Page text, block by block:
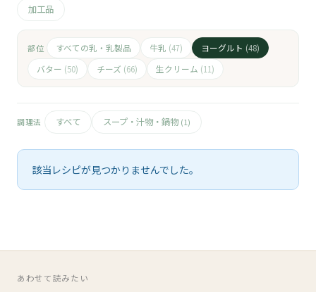
🥚
🥓
加工品
部位 すべての乳・乳製品 牛乳 (47) ヨーグルト (48)
バター (50) チーズ (66) 生クリーム (11)
調理法 すべて スープ・汁物・鍋物 (1)
該当レシピが見つかりませんでした。
あわせて読みたい